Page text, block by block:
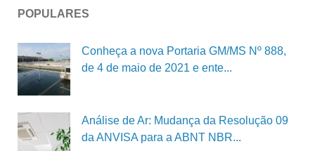
POPULARES
Conheça a nova Portaria GM/MS Nº 888,
de 4 de maio de 2021 e ente...
Análise de Ar: Mudança da Resolução 09
da ANVISA para a ABNT NBR...